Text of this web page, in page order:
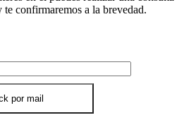
confirmaremos a la brevedad.
por mail